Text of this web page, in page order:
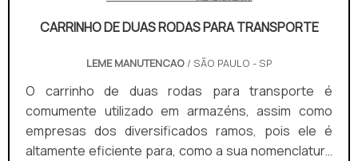
CARRINHO DE DUAS RODAS PARA TRANSPORTE
LEME MANUTENCAO/ SÃO PAULO - SP
O carrinho de duas rodas para transporte é
comumente utilizado em armazéns, assim como
empresas dos diversificados ramos, pois ele é
altamente eficiente para, como a sua nomenclatura